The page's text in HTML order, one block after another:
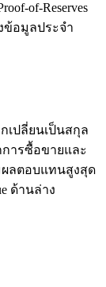
of-Reserves
ข้อมูลประจำ
เปลี่ยนเป็นสกุล
ารซื้อขายและ
ผลตอบแทนสูงสุด
ด้านล่าง